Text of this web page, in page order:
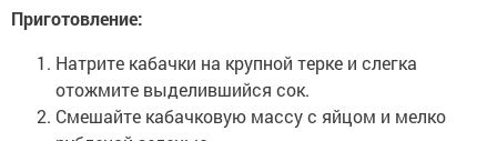
Приготовление:
Натрите кабачки на крупной терке и слегка
отожмите выделившийся сок.
Смешайте кабачковую массу с яйцом и мелко